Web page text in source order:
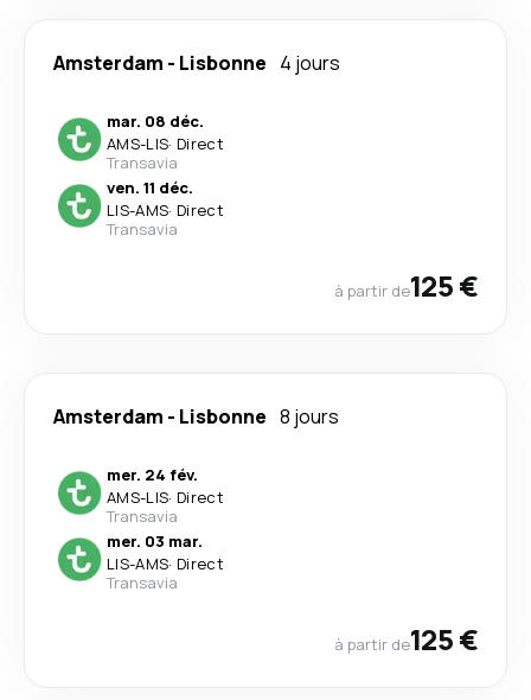
Amsterdam - Lisbonne 4 jours
mar. 08 déc.
AMS-LIS· Direct
Transavia
ven. 11 déc.
LIS-AMS· Direct
Transavia
à partir de125 €
Amsterdam - Lisbonne 8 jours
mer. 24 fév.
AMS-LIS· Direct
Transavia
mer. 03 mar.
LIS-AMS· Direct
Transavia
à partir de125 €